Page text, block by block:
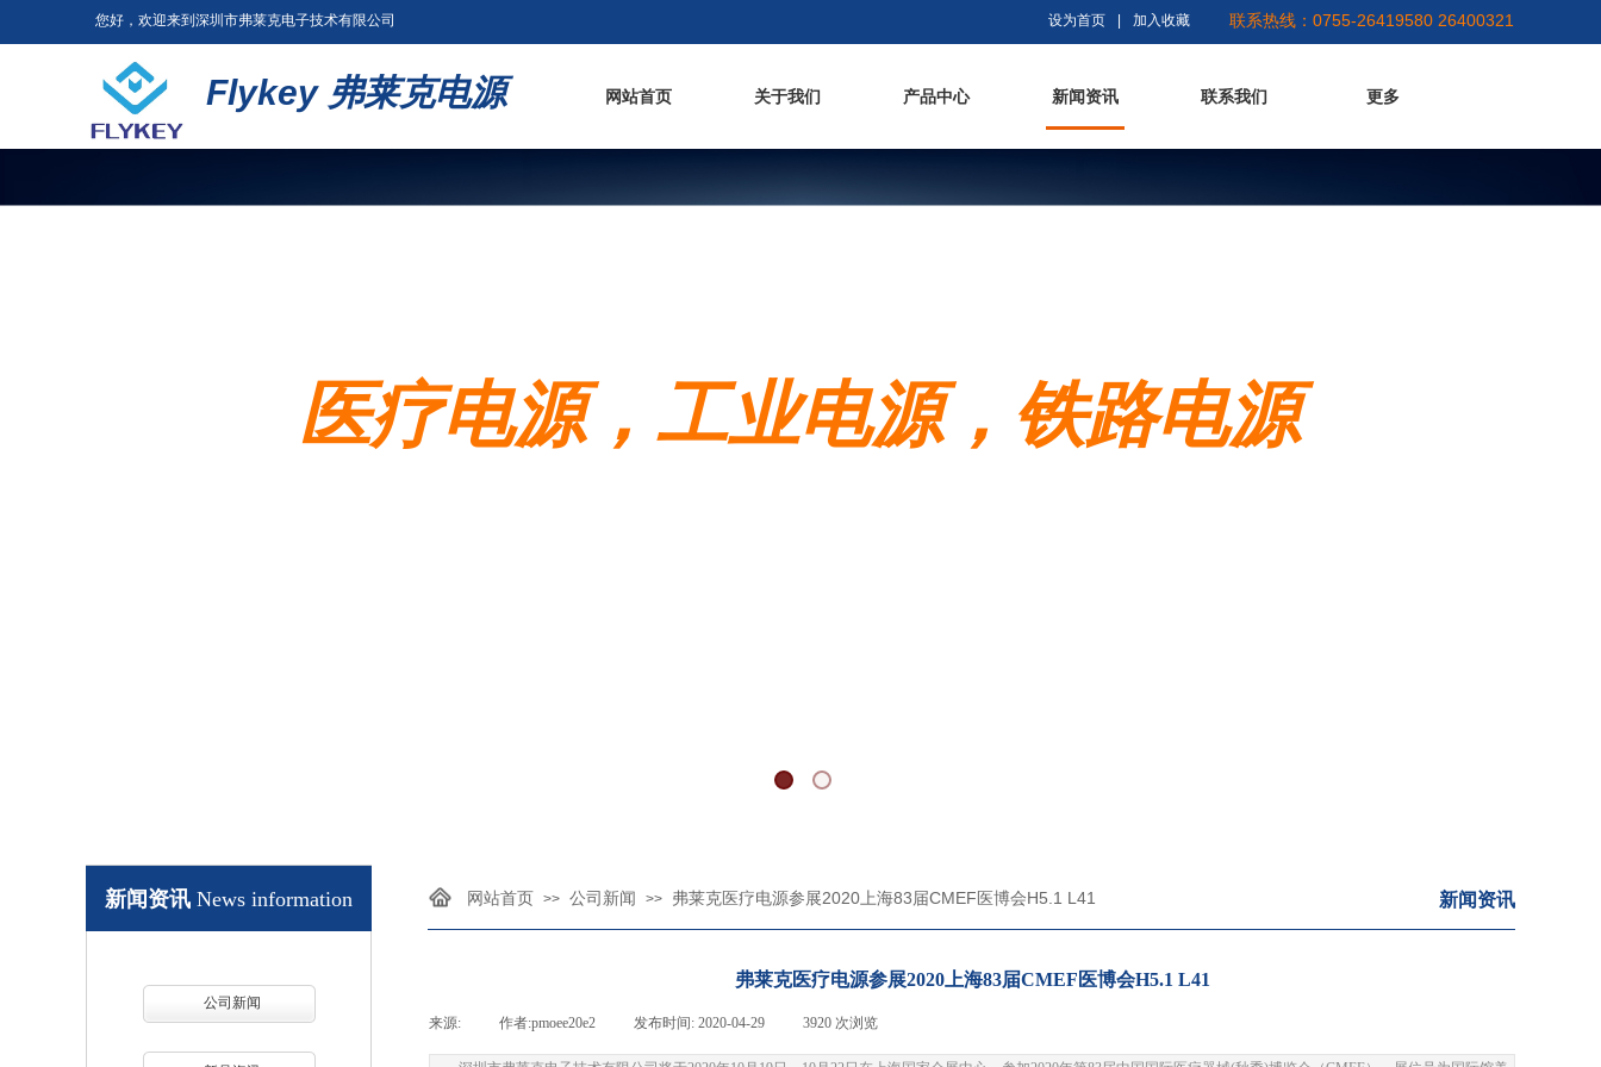
设为首页 加入收藏 联系热线：0755-26419580 26400321
您好，欢迎来到深圳市弗莱克电子技术有限公司
网站首页 关于我们 产品中心 新闻资讯 联系我们 更多
Flykey 弗莱克电源
医疗电源，工业电源，铁路电源
网站首页 >> 公司新闻 >> 弗莱克医疗电源参展2020上海83届CMEF医博会H5.1 L41 新闻资讯
公司新闻
新闻资讯 News information
弗莱克医疗电源参展2020上海83届CMEF医博会H5.1 L41
来源: 作者:pmoee20e2 发布时间: 2020-04-29 3920 次浏览